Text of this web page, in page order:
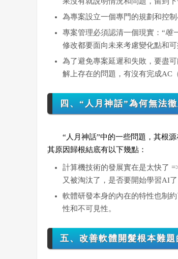
為專案設立一個專門的規劃和控制
專案管理必須認清一個現實：“唯
修改都要面向未來考慮變化點和
為了避免專案延遲和失敗，要盡
解上存在的問題，有沒有完成AC
四、“人月神話”為何無法
“人月神話”中的一些問題，其根源
其原因歸根結底有以下幾點：
計算機技術的發展實在是太快了
又被淘汰了，是否要開始學習AI了
軟體研發本身的內在的特性也制
性和不可見性。
五、改善軟體開髮根本難題